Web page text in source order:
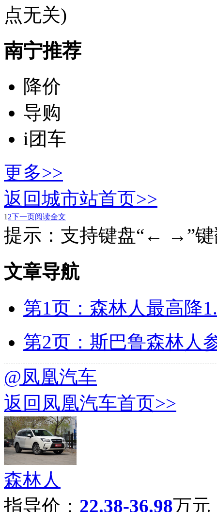
点无关)
南宁推荐
降价
导购
i团车
更多>>
返回城市站首页>>
1 2下一页阅读全文
提示：支持键盘“← →”键
文章导航
第1页：森林人最高降
第2页：斯巴鲁森林人
@凤凰汽车
返回凤凰汽车首页>>
森林人
指导价： 22.38-36.98万元